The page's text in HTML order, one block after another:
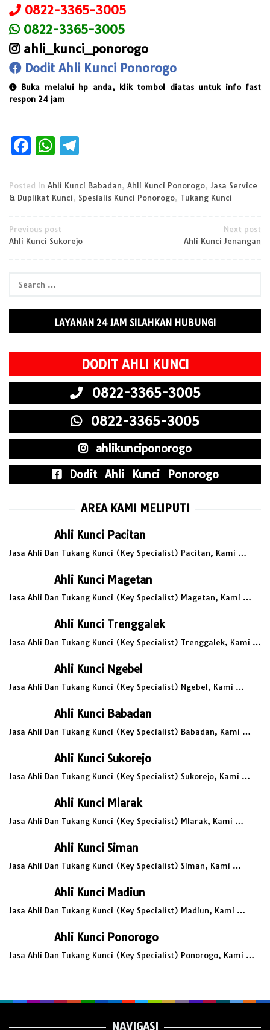
0822-3365-3005
0822-3365-3005
ahli_kunci_ponorogo
Dodit Ahli Kunci Ponorogo
Buka melalui hp anda, klik tombol diatas untuk info fast
respon 24 jam
Facebook
WhatsApp
Posted in Ahli Kunci Babadan, Ahli Kunci Ponorogo, Jasa Service
& Duplikat Kunci, Spesialis Kunci Ponorogo, Tukang Kunci
Post
navigation
Previous post
Ahli Kunci Sukorejo
Next post
Ahli Kunci Jenangan
for:
LAYANAN 24 JAM SILAHKAN HUBUNGI
DODIT AHLI KUNCI
0822-3365-3005
0822-3365-3005
ahlikunciponorogo
Dodit Ahli Kunci Ponorogo
AREA KAMI MELIPUTI
Ahli Kunci Pacitan
Jasa Ahli Dan Tukang Kunci (Key Specialist) Pacitan, Kami …
Ahli Kunci Magetan
Jasa Ahli Dan Tukang Kunci (Key Specialist) Magetan, Kami …
Ahli Kunci Trenggalek
Jasa Ahli Dan Tukang Kunci (Key Specialist) Trenggalek, Kami …
Ahli Kunci Ngebel
Jasa Ahli Dan Tukang Kunci (Key Specialist) Ngebel, Kami …
Ahli Kunci Babadan
Jasa Ahli Dan Tukang Kunci (Key Specialist) Babadan, Kami …
Ahli Kunci Sukorejo
Jasa Ahli Dan Tukang Kunci (Key Specialist) Sukorejo, Kami …
Ahli Kunci Mlarak
Jasa Ahli Dan Tukang Kunci (Key Specialist) Mlarak, Kami …
Ahli Kunci Siman
Jasa Ahli Dan Tukang Kunci (Key Specialist) Siman, Kami …
Ahli Kunci Madiun
Jasa Ahli Dan Tukang Kunci (Key Specialist) Madiun, Kami …
Ahli Kunci Ponorogo
Jasa Ahli Dan Tukang Kunci (Key Specialist) Ponorogo, Kami …
NAVIGASI